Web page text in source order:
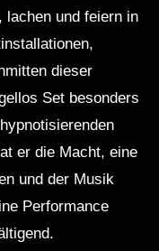
lachen und feiern in
dieser
Set besonders
er die Macht, eine
und der Musik
Performance